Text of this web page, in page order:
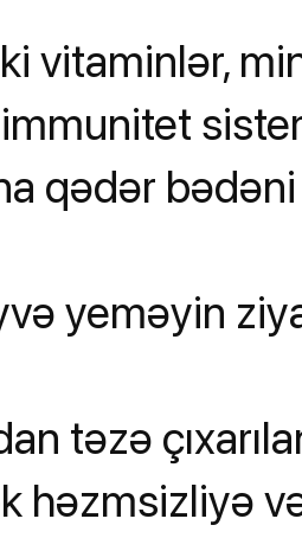
vitaminlər,
qədər
yeməyin
təzə
həzmsizliyə